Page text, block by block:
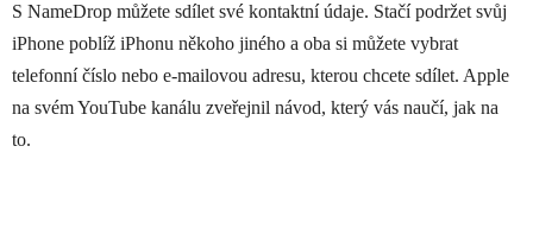
S NameDrop můžete sdílet své kontaktní údaje. Stačí podržet svůj
iPhone poblíž iPhonu někoho jiného a oba si můžete vybrat
telefonní číslo nebo e-mailovou adresu, kterou chcete sdílet. Apple
na svém YouTube kanálu zveřejnil návod, který vás naučí, jak na
to.